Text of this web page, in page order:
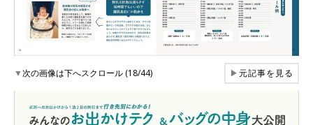
▼次の画像は下へスクロール (18/44) ▶元記事を見る